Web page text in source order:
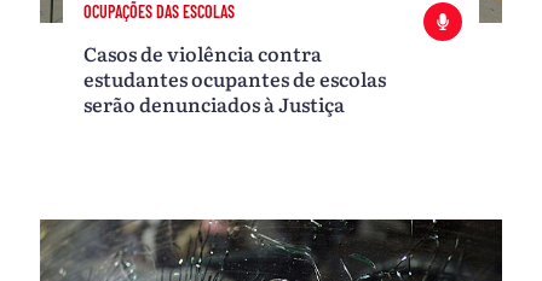
OCUPAÇÕES DAS ESCOLAS
Casos de violência contra
estudantes ocupantes de escolas
serão denunciados à Justiça